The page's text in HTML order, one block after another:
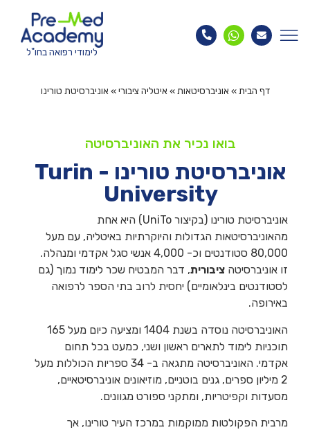
לימודי רפואה בחו"ל
דף הבית»אוניברסיטאות»איטליה ציבורי»אוניברסיטת טורינו
בואו נכיר את האוניברסיטה
אוניברסיטת טורינו - Turin
University
אוניברסיטת טורינו (בקיצור UniTo) היא אחת
מהאוניברסיטאות הגדולות והיוקרתיות באיטליה, עם מעל
80,000 סטודנטים וכ- 4,000 אנשי סגל אקדמי ומנהלה.
זו אוניברסיטה ציבורית, דבר המבטיח שכר לימוד נמוך (גם
לסטודנטים בינלאומיים) יחסית לרוב בתי הספר לרפואה
באירופה.
האוניברסיטה נוסדה בשנת 1404 ומציעה כיום מעל 165
תוכניות לימוד לתארים ראשון ושני, כמעט בכל תחום
אקדמי. האוניברסיטה מתגאה ב- 34 ספריות הכוללות מעל
2 מיליון ספרים, גנים בוטניים, מוזיאונים אוניברסיטאיים,
מסעדות וקפיטריות, ומתקני ספורט מגוונים.
מרבית הפקולטות ממוקמות במרכז העיר טורינו, אך